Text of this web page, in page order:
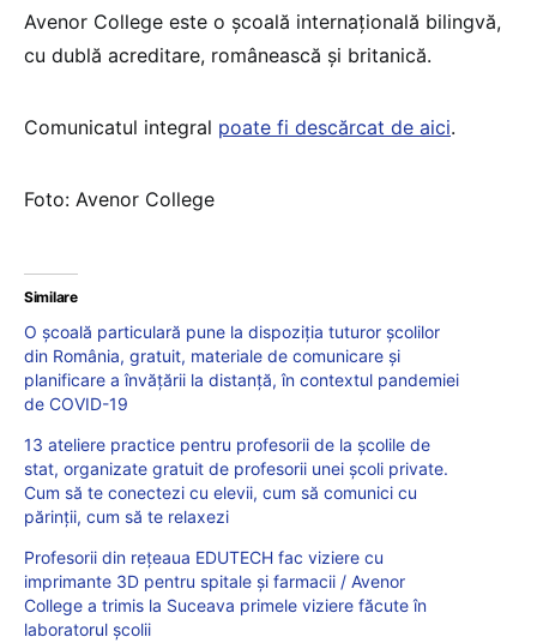
Avenor College este o școală internațională bilingvă,
cu dublă acreditare, românească și britanică.
Comunicatul integral poate fi descărcat de aici.
Foto: Avenor College
Similare
O școală particulară pune la dispoziția tuturor școlilor
din România, gratuit, materiale de comunicare și
planificare a învățării la distanță, în contextul pandemiei
de COVID-19
13 ateliere practice pentru profesorii de la școlile de
stat, organizate gratuit de profesorii unei școli private.
Cum să te conectezi cu elevii, cum să comunici cu
părinții, cum să te relaxezi
Profesorii din reţeaua EDUTECH fac viziere cu
imprimante 3D pentru spitale şi farmacii / Avenor
College a trimis la Suceava primele viziere făcute în
laboratorul școlii